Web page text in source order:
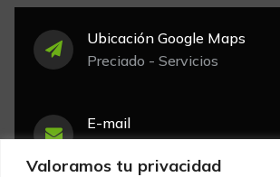
Valoramos tu privacidad
Ubicación Google Maps
Preciado - Servicios
E-mail
info@preciado-servicios.com